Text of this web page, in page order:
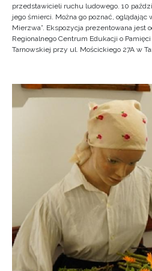
przedstawicieli ruchu ludowego. 10
jego śmierci. Można go poznać, oglądając
Mierzwa”. Ekspozycja prezentowana jest
Regionalnego Centrum Edukacji o
Tarnowskiej przy ul. Mościckiego 27A w